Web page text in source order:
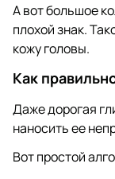
А вот большое
плохой знак.
кожу головы.
Как
Даже дорогая
наносить ее
Вот простой